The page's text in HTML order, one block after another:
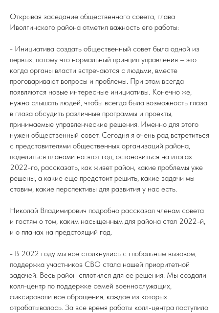
Открывая заседание общественного совета, глава
Иволгинского района отметил важность его работы:
- Инициатива создать общественный совет была одной из
первых, потому что нормальный принцип управления – это
когда органы власти встречаются с людьми, вместе
проговаривают вопросы и проблемы. При этом всегда
появляются новые интересные инициативы. Конечно же,
нужно слышать людей, чтобы всегда была возможность глаза
в глаза обсудить различные программы и проекты,
принимаемые управленческие решения. Именно для этого
нужен общественный совет. Сегодня я очень рад встретиться
с представителями общественных организаций района,
поделиться планами на этот год, остановиться на итогах
2022-го, рассказать, как живет район, какие проблемы уже
решены, а какие еще предстоит решить, какие задачи мы
ставим, какие перспективы для развития у нас есть.
Николай Владимирович подробно рассказал членам совета
и гостям о том, каким насыщенным для района стал 2022-й,
и о планах на предстоящий год.
- В 2022 году мы все столкнулись с глобальным вызовом,
поддержка участников СВО стала нашей приоритетной
задачей. Весь район сплотился для ее решения. Мы создали
колл-центр по поддержке семей военнослужащих,
фиксировали все обращения, каждое из которых
отрабатывалось. За все время работы колл-центра поступило